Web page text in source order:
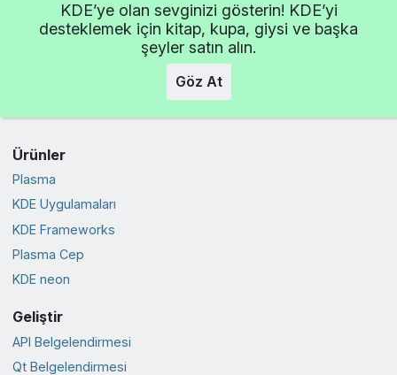
KDE’ye olan sevginizi gösterin! KDE’yi
desteklemek için kitap, kupa, giysi ve başka
şeyler satın alın.
Göz At
Ürünler
Plasma
KDE Uygulamaları
KDE Frameworks
Plasma Cep
KDE neon
Geliştir
API Belgelendirmesi
Qt Belgelendirmesi